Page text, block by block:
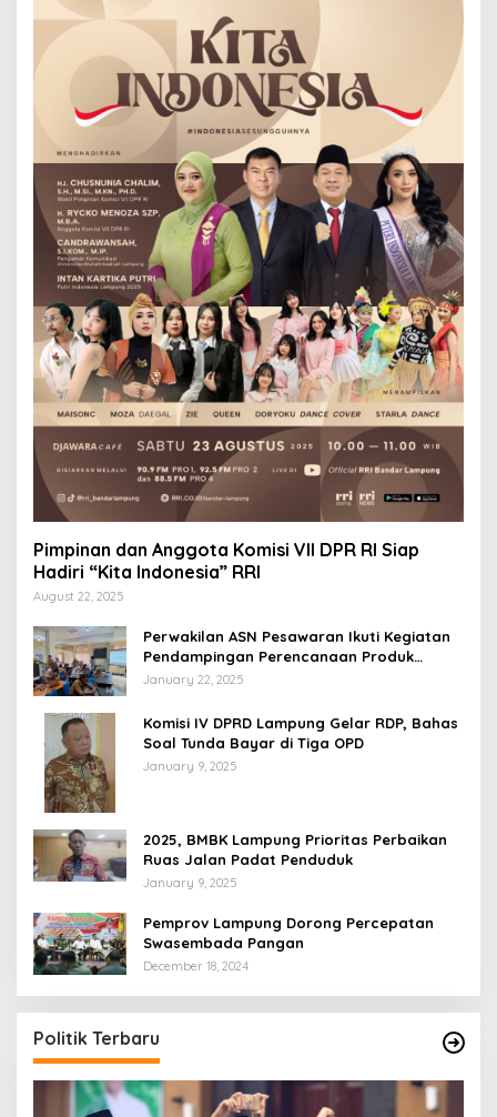
Pimpinan dan Anggota Komisi VII DPR RI Siap
Hadiri “Kita Indonesia” RRI
August 22, 2025
Perwakilan ASN Pesawaran Ikuti Kegiatan
Pendampingan Perencanaan Produk
Hukum
January 22, 2025
Komisi IV DPRD Lampung Gelar RDP, Bahas
Soal Tunda Bayar di Tiga OPD
January 9, 2025
2025, BMBK Lampung Prioritas Perbaikan
Ruas Jalan Padat Penduduk
January 9, 2025
Pemprov Lampung Dorong Percepatan
Swasembada Pangan
December 18, 2024
Politik Terbaru